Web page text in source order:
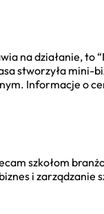
na działanie, to
stworzyła mini-
Informacje o
szkołom
i zarządzanie